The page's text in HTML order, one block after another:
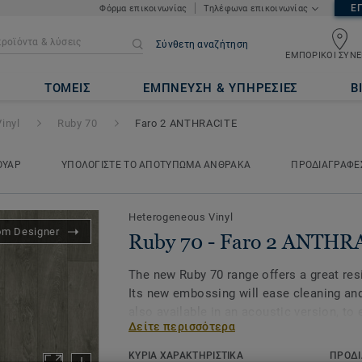
Φόρμα επικοινωνίας Τηλέφωνα επικοινωνίας
Σύνθετη αναζήτηση
ΕΜΠΟΡΙΚΟΙ
ΤΟΜΕΙΣ ΕΜΠΝΕΥΣΗ & ΥΠΗΡΕΣΙΕΣ
Ruby 70 Faro 2 ANTHRACITE
ΥΠΟΛΟΓΙΣΤΕ ΤΟ ΑΠΟΤΥΠΩΜΑ ΑΝΘΡΑΚΑ
Designer
Heterogeneous Vinyl
Ruby 70 - Faro 2
The new Ruby 70 range offers a great
Its new embossing will ease cleaning
through different spaces. All this makes
for heavy traffic environments in
Δείτε περισσότερα
ΚΥΡΙΑ ΧΑΡΑΚΤΗΡΙΣΤΙΚΑ